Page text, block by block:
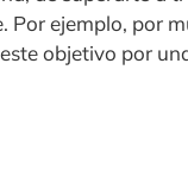
ejemplo, por
objetivo por